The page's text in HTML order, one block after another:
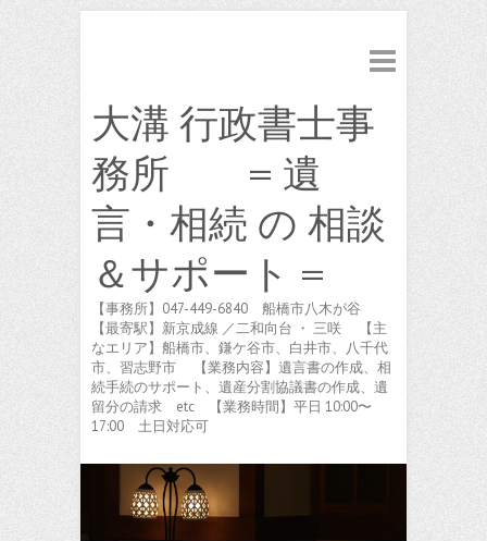
大溝 行政書士事
務所 = 遺
言・相続 の 相談
＆サポート =
【事務所】047-449-6840 船橋市八木が谷
【最寄駅】新京成線 ／二和向台 ・ 三咲 【主
なエリア】船橋市、鎌ケ谷市、白井市、八千代
市、習志野市 【業務内容】遺言書の作成、相
続手続のサポート、遺産分割協議書の作成、遺
留分の請求 etc 【業務時間】平日 10:00〜
17:00 土日対応可